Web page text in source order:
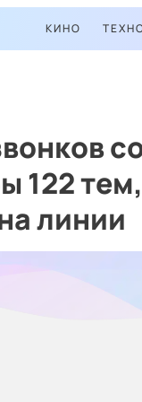
КИНО
122
линии